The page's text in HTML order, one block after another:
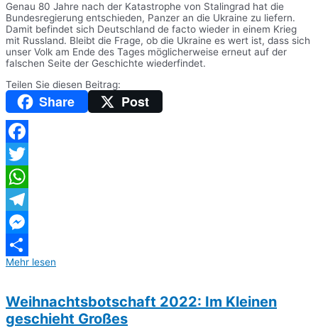
Genau 80 Jahre nach der Katastrophe von Stalingrad hat die
Bundesregierung entschieden, Panzer an die Ukraine zu liefern.
Damit befindet sich Deutschland de facto wieder in einem Krieg
mit Russland. Bleibt die Frage, ob die Ukraine es wert ist, dass sich
unser Volk am Ende des Tages möglicherweise erneut auf der
falschen Seite der Geschichte wiederfindet.
Teilen Sie diesen Beitrag:
Share Post
Facebook
Twitter
WhatsApp
Telegram
Messenger
Teilen
Mehr lesen
Weihnachtsbotschaft 2022: Im Kleinen
geschieht Großes